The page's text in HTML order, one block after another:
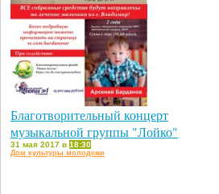
Благотворительный концерт
музыкальной группы "Лойко"
31 мая 2017 в 18:30
Дом культуры молодежи